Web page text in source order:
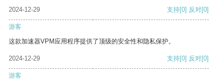
2024-12-29
支持[0] 反对[0]
游客
这款加速器VPM应用程序提供了顶级的安全性和隐私保护。
2024-12-29 支持[0] 反对[0]
游客